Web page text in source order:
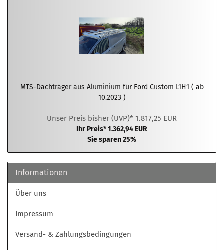
MTS-Dachträger aus Aluminium für Ford Custom L1H1 ( ab
10.2023 )
Unser Preis bisher (UVP)* 1.817,25 EUR
Ihr Preis* 1.362,94 EUR
Sie sparen 25%
Informationen
Über uns
Impressum
Versand- & Zahlungsbedingungen